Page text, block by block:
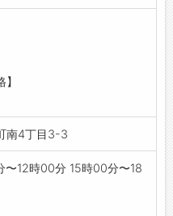
際にはお休みいただいて構
もフォロ-いたしますので
ーワークの紹介状をお持ち
」
南4丁目3-3
〜12時00分 15時00分〜18